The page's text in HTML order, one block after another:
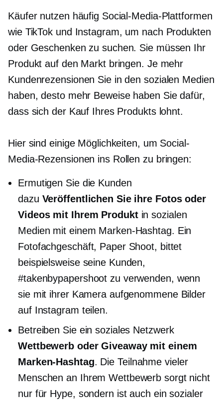
Käufer nutzen häufig Social-Media-Plattformen
wie TikTok und Instagram, um nach Produkten
oder Geschenken zu suchen. Sie müssen Ihr
Produkt auf den Markt bringen. Je mehr
Kundenrezensionen Sie in den sozialen Medien
haben, desto mehr Beweise haben Sie dafür,
dass sich der Kauf Ihres Produkts lohnt.
Hier sind einige Möglichkeiten, um Social-
Media-Rezensionen ins Rollen zu bringen:
Ermutigen Sie die Kunden
dazu Veröffentlichen Sie ihre Fotos oder
Videos mit Ihrem Produktin sozialen
Medien mit einem Marken-Hashtag. Ein
Fotofachgeschäft, Paper Shoot, bittet
beispielsweise seine Kunden,
#takenbypapershoot zu verwenden, wenn
sie mit ihrer Kamera aufgenommene Bilder
auf Instagram teilen.
Betreiben Sie ein soziales Netzwerk
Wettbewerb oder Giveaway mit einem
Marken-Hashtag. Die Teilnahme vieler
Menschen an Ihrem Wettbewerb sorgt nicht
nur für Hype, sondern ist auch ein sozialer